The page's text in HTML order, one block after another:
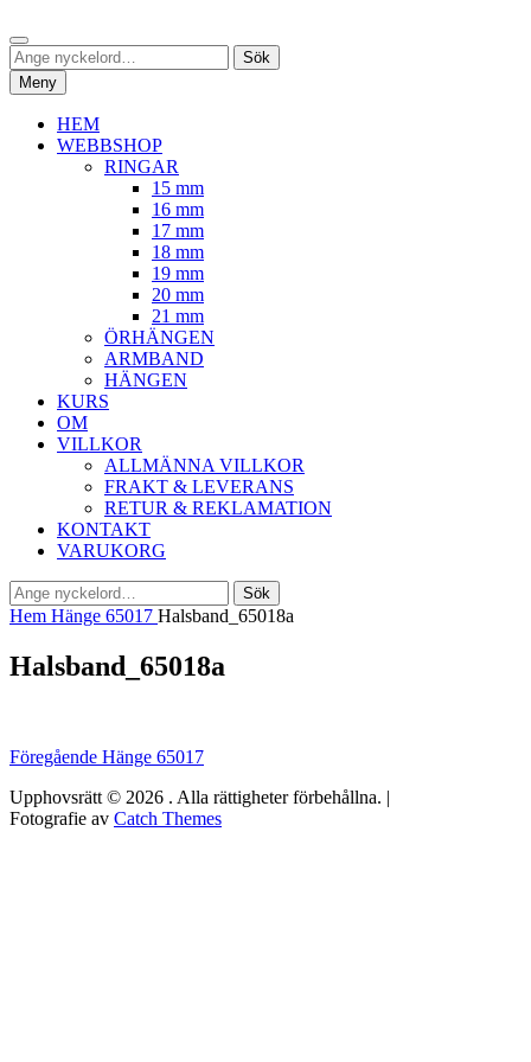
Hoppa
till
innehåll
Sök
Sök
efter:
Sök
Meny
HEM
WEBBSHOP
RINGAR
15 mm
16 mm
17 mm
18 mm
19 mm
20 mm
21 mm
ÖRHÄNGEN
ARMBAND
HÄNGEN
KURS
OM
VILLKOR
ALLMÄNNA VILLKOR
FRAKT & LEVERANS
RETUR & REKLAMATION
KONTAKT
VARUKORG
Sök
efter:
Sök
Hem Hänge 65017 Halsband_65018a
Halsband_65018a
Inläggsnavigering
Föregående Föregående
Hänge 65017
Upphovsrätt © 2026 . Alla rättigheter förbehållna. |
Fotografie av Catch Themes